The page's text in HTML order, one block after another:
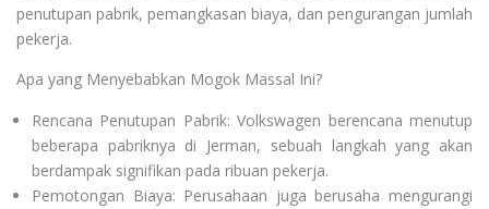
penutupan pabrik, pemangkasan biaya, dan pengurangan jumlah
pekerja.
Apa yang Menyebabkan Mogok Massal Ini?
Rencana Penutupan Pabrik: Volkswagen berencana menutup
beberapa pabriknya di Jerman, sebuah langkah yang akan
berdampak signifikan pada ribuan pekerja.
Pemotongan Biaya: Perusahaan juga berusaha mengurangi